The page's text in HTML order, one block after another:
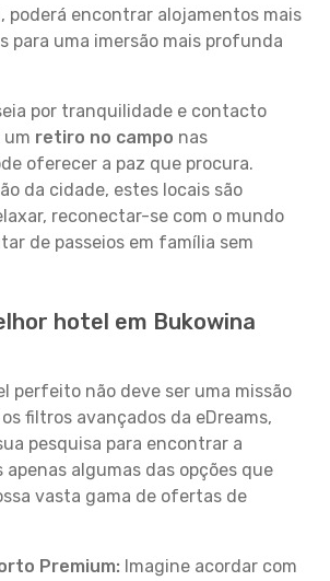
poderá encontrar alojamentos mais
para uma imersão mais profunda
por tranquilidade e contacto
um retiro no campo nas
oferecer a paz que procura.
da cidade, estes locais são
reconectar-se com o mundo
de passeios em família sem
hotel em Bukowina
perfeito não deve ser uma missão
filtros avançados da eDreams,
pesquisa para encontrar a
apenas algumas das opções que
vasta gama de ofertas de
Premium: Imagine acordar com